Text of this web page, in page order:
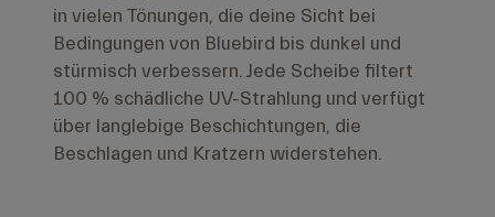
in vielen Tönungen, die deine Sicht bei
Bedingungen von Bluebird bis dunkel und
stürmisch verbessern. Jede Scheibe filtert
100 % schädliche UV-Strahlung und verfügt
über langlebige Beschichtungen, die
Beschlagen und Kratzern widerstehen.